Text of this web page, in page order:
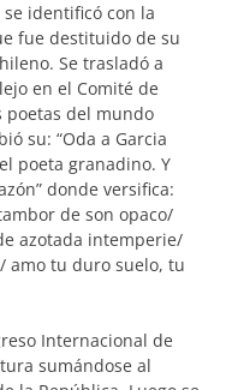
identificó con la
fue destituido de su
Se trasladó a
en el Comité de
poetas del mundo
su: “Oda a Garcia
poeta granadino. Y
donde versifica:
de son opaco/
azotada intemperie/
amo tu duro suelo, tu
Internacional de
sumándose al